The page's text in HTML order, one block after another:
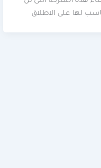
لها على الاطلاق